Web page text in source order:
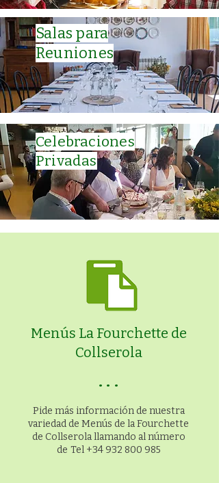
Salas para
Reuniones
​Celebraciones
Privadas
Menús La Fourchette de
Collserola
···
Pide más información de nuestra
variedad de Menús de la Fourchette
de Collserola llamando al número
de Tel +34 932 800 985